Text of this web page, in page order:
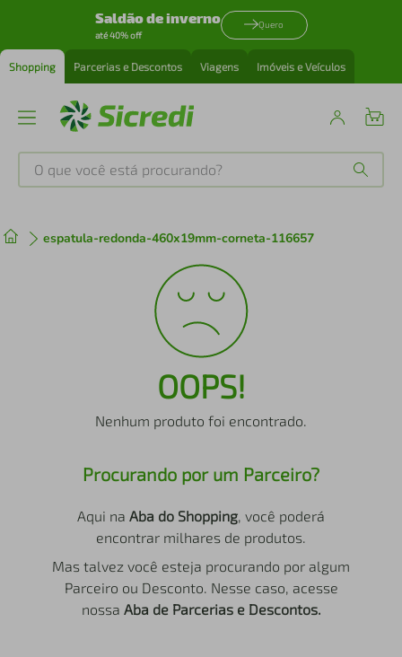
Saldão de inverno
até 40% off
Quero
Shopping Parcerias e Descontos Viagens Imóveis e Veículos
O que você está procurando?
espatula-redonda-460x19mm-corneta-116657
OOPS!
Nenhum produto foi encontrado.
Procurando por um Parceiro?
Aqui na Aba do Shopping, você poderá
encontrar milhares de produtos.
Mas talvez você esteja procurando por algum
Parceiro ou Desconto. Nesse caso, acesse
nossa Aba de Parcerias e Descontos.